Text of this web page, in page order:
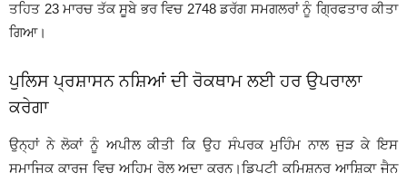
ਤਹਿਤ 23 ਮਾਰਚ ਤੱਕ ਸੂਬੇ ਭਰ ਵਿਚ 2748 ਡਰੱਗ ਸਮਗਲਰਾਂ ਨੂੰ ਗ੍ਰਿਫਤਾਰ ਕੀਤਾ
ਗਿਆ।
ਪੁਲਿਸ ਪ੍ਰਸ਼ਾਸਨ ਨਸ਼ਿਆਂ ਦੀ ਰੋਕਥਾਮ ਲਈ ਹਰ ਉਪਰਾਲਾ
ਕਰੇਗਾ
ਉਨ੍ਹਾਂ ਨੇ ਲੋਕਾਂ ਨੂੰ ਅਪੀਲ ਕੀਤੀ ਕਿ ਉਹ ਸੰਪਰਕ ਮੁਹਿੰਮ ਨਾਲ ਜੁੜ ਕੇ ਇਸ
ਸਮਾਜਿਕ ਕਾਰਜ ਵਿਚ ਅਹਿਮ ਰੋਲ ਅਦਾ ਕਰਨ।ਡਿਪਟੀ ਕਮਿਸ਼ਨਰ ਆਸ਼ਿਕਾ ਜੈਨ